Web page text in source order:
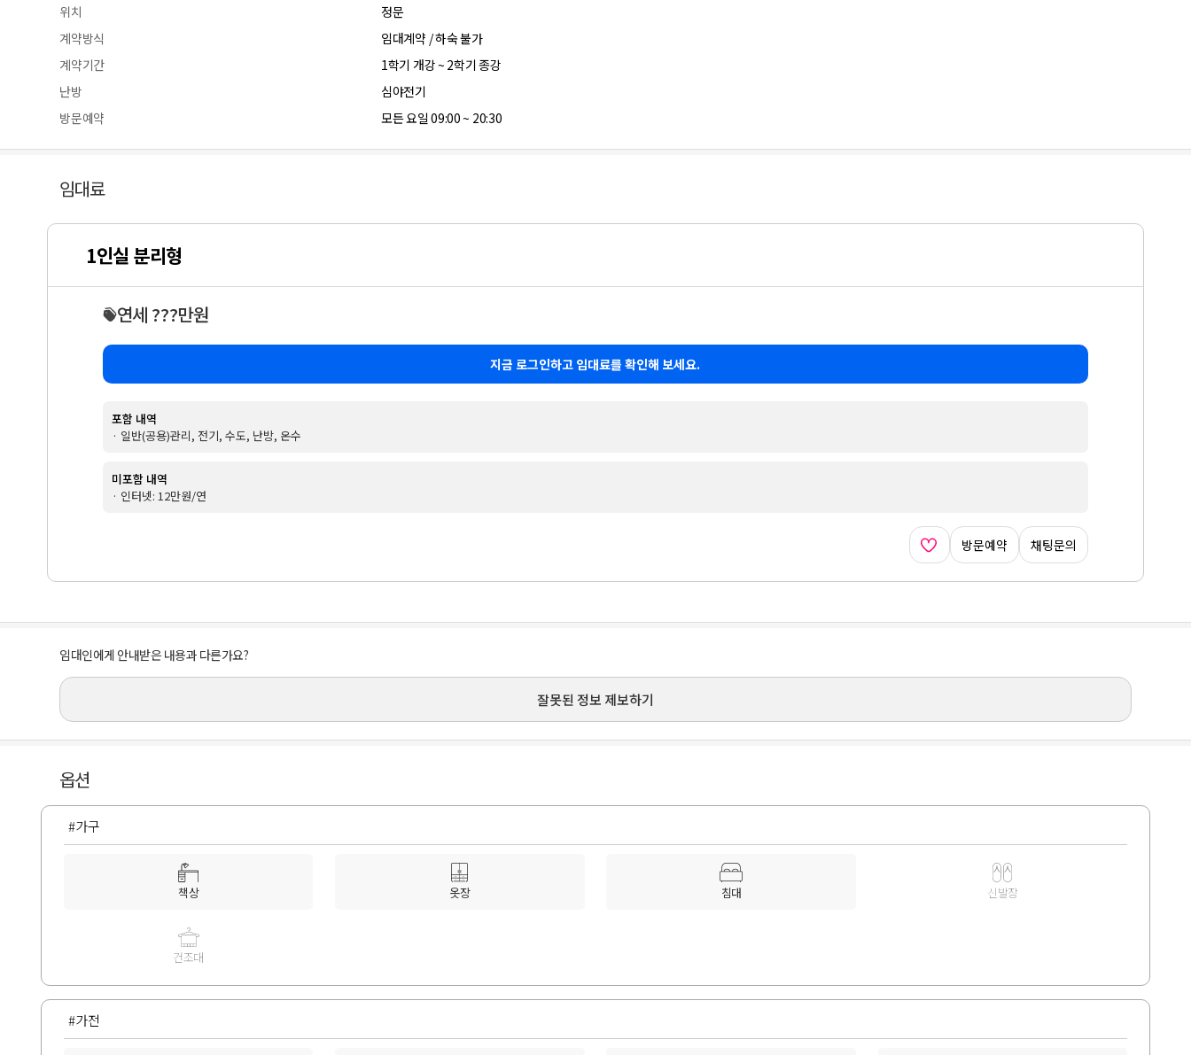
위치
정문
계약방식
임대계약 / 하숙 불가
계약기간
1학기 개강 ~ 2학기 종강
난방
심야전기
방문예약
모든 요일 09:00 ~ 20:30
임대료
1인실 분리형
연세 ???만원
지금 로그인하고 임대료를 확인해 보세요.
포함 내역
· 일반(공용)관리, 전기, 수도, 난방, 온수
미포함 내역
· 인터넷: 12만원/연
방문예약 채팅문의
임대인에게 안내받은 내용과 다른가요?
잘못된 정보 제보하기
옵션
#가구
책상 옷장 침대 신발장
건조대
#가전